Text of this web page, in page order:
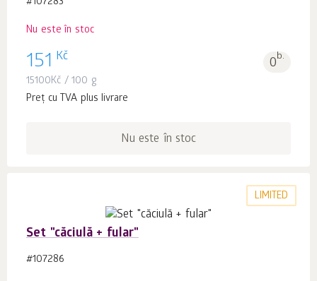
Nu este în stoc
151 Kč 0b.
15100Kč / 100 g
Preț cu TVA plus livrare
Nu este în stoc
LIMITED
Set "căciulă + fular"
#107286